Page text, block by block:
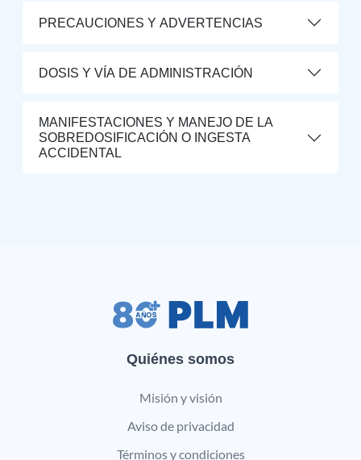
PRECAUCIONES Y ADVERTENCIAS
DOSIS Y VÍA DE ADMINISTRACIÓN
MANIFESTACIONES Y MANEJO DE LA
SOBREDOSIFICACIÓN O INGESTA
ACCIDENTAL
Quiénes somos
Misión y visión
Aviso de privacidad
Términos y condiciones